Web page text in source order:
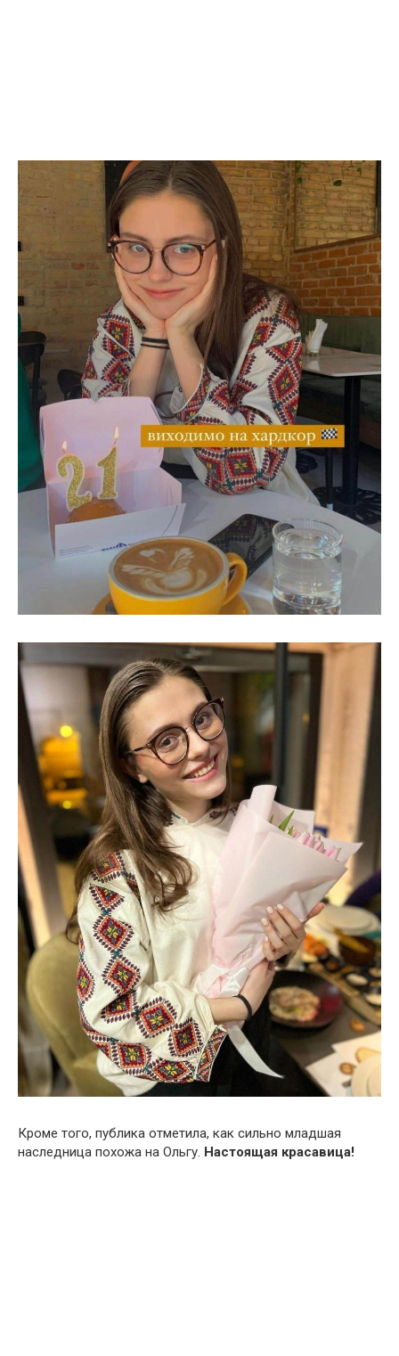
Кроме того, публика отметила, как сильно младшая
наследница похожа на Ольгу. Настоящая красавица!